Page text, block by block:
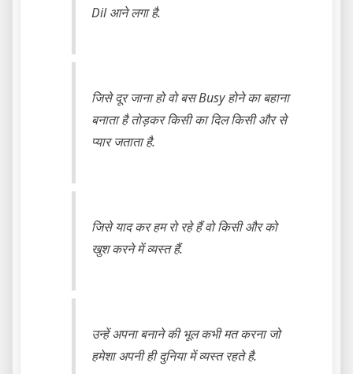
Dil आने लगा है.
जिसे दूर जाना हो वो बस Busy होने का बहाना
बनाता है तोड़कर किसी का दिल किसी और से
प्यार जताता है.
जिसे याद कर हम रो रहे हैं वो किसी और को
खुश करने में व्यस्त हैं.
उन्हें अपना बनाने की भूल कभी मत करना जो
हमेशा अपनी ही दुनिया में व्यस्त रहते है.